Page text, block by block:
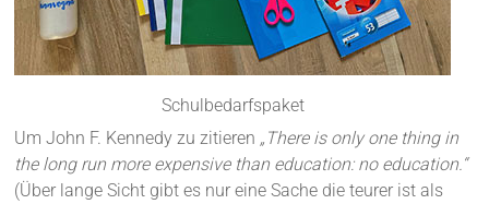
Schulbedarfspaket
Um John F. Kennedy zu zitieren „There is only one thing in
the long run more expensive than education: no education.“ ‍
(Über lange Sicht gibt es nur eine Sache die teurer ist als